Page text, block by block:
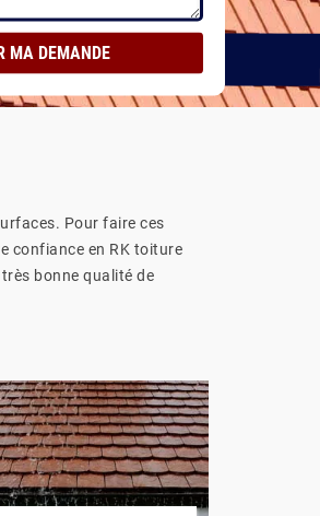
Pour faire ces
confiance en RK toiture
bonne qualité de